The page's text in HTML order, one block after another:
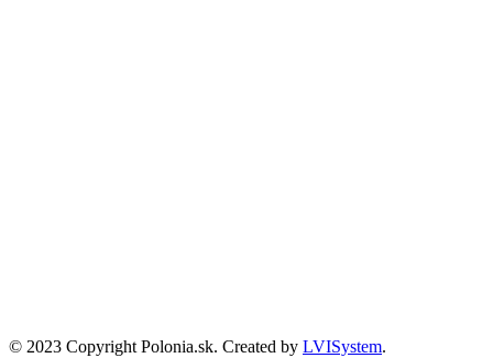
© 2023 Copyright Polonia.sk. Created by LVISystem.